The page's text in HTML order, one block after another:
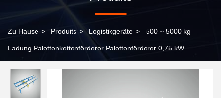
Zu Hause > Produits > Logistikgeräte > 500 ~ 5000 kg
Ladung Palettenkettenförderer Palettenförderer 0,75 kW